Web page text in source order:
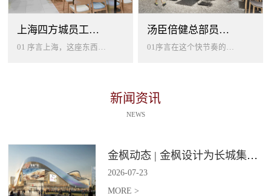
上海四方城员工美食餐厅设计
01 序言上海，这座东西方文化交汇的国际大都市，以其独特的魅力吸引着世界各地的人才。历史与现代、传统与创新在这里交织碰撞...
汤臣倍健总部员工餐厅设计
01序言在这个快节奏的时代工作压力如同无形的紧箍让大家的生活几乎被工作填满现代企业也越来越重视员工的身心健康所以我们始终...
新闻资讯
NEWS
金枫动态 | 金枫设计为长城集团爱情广场打造汽车文化主题美食食集
2026-07-23
MORE >